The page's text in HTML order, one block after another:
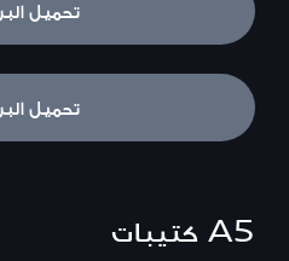
تحميل
تحميل
A5 كتيبات
A5 Sedan